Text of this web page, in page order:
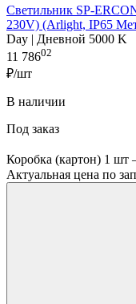
Светильник SP-
230V) (Arlight, IP65
Day | Дневной 5000 K
11 78602
₽/шт
В наличии
Под заказ
Коробка (картон) 1
Актуальная цена по